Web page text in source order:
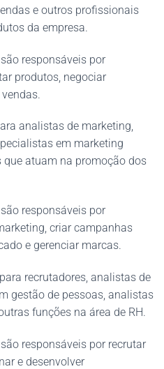
e outros profissionais
da empresa.
responsáveis por
produtos, negociar
analistas de marketing,
em marketing
atuam na promoção dos
responsáveis por
criar campanhas
e gerenciar marcas.
recrutadores, analistas de
gestão de pessoas, analistas
funções na área de RH.
responsáveis por recrutar
e desenvolver